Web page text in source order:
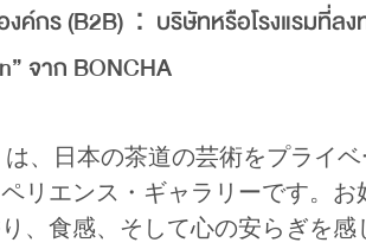
ค์กร (B2B)：บริษัทหรือโรงแรมที่ล
จาก BONCHA
は、日本の茶道の芸術をプライ
リエンス・ギャラリーです。
、食感、そして心の安らぎを